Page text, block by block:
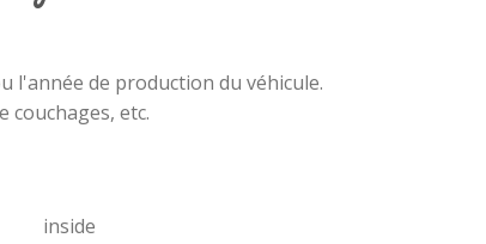
l'année de production du véhicule.
couchages, etc.